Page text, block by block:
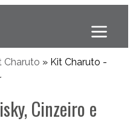
Charuto » Kit Charuto -
Cinzeiro e